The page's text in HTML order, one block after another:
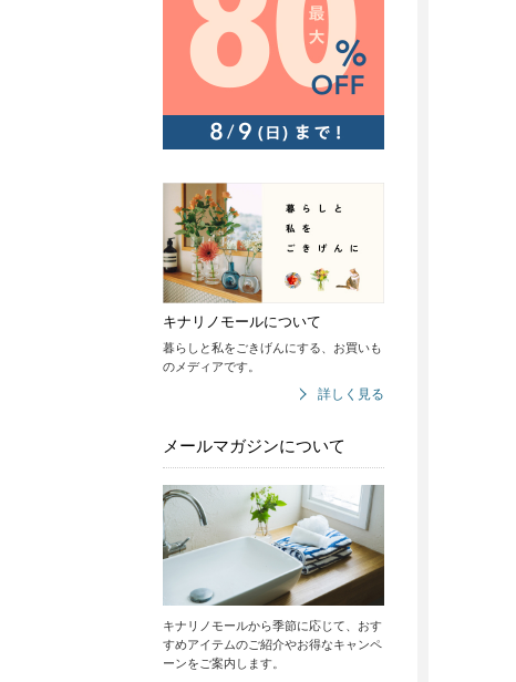
キナリノモールについて
暮らしと私をごきげんにする、お買いも
のメディアです。
詳しく見る
メールマガジンについて
キナリノモールから季節に応じて、おす
すめアイテムのご紹介やお得なキャンペ
ーンをご案内します。